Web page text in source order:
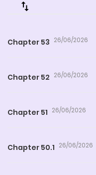
Chapter 53 26/06/2026
Chapter 52 26/06/2026
Chapter 51 26/06/2026
Chapter 50.1 26/06/2026